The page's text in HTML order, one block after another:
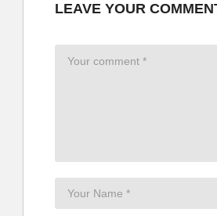
LEAVE YOUR